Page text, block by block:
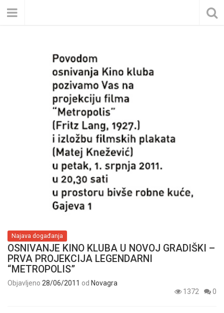
Najava događanja
OSNIVANJE KINO KLUBA U NOVOJ GRADIŠKI –
PRVA PROJEKCIJA LEGENDARNI
“METROPOLIS”
Objavljeno 28/06/2011 od Novagra
1372
0